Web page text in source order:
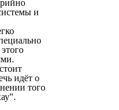
и
идёт о
того